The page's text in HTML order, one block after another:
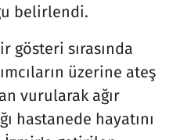
belirlendi.
gösteri sırasında
üzerine ateş
vurularak ağır
hastanede hayatını